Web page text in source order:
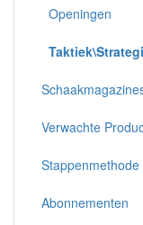
Openingen
Verwachte
Stappenmethode
Abonnementen